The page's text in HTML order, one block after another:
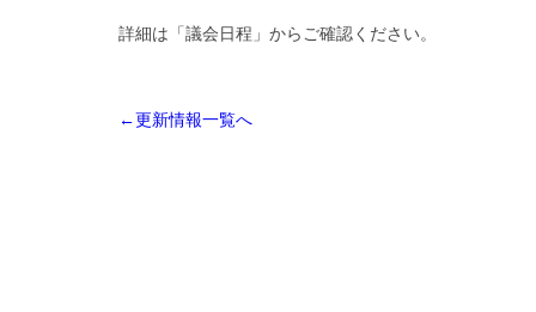
詳細は「議会日程」からご確認ください。
←更新情報一覧へ